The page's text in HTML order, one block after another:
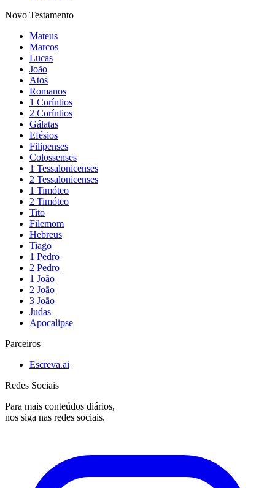
Novo Testamento
Mateus
Marcos
Lucas
João
Atos
Romanos
1 Coríntios
2 Coríntios
Gálatas
Efésios
Filipenses
Colossenses
1 Tessalonicenses
2 Tessalonicenses
1 Timóteo
2 Timóteo
Tito
Filemom
Hebreus
Tiago
1 Pedro
2 Pedro
1 João
2 João
3 João
Judas
Apocalipse
Parceiros
Escreva.ai
Redes Sociais
Para mais conteúdos diários,
nos siga nas redes sociais.